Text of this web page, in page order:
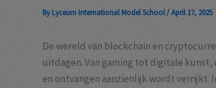
ByLyceum International Model School/April 17, 2025
De wereld van blockchain en
uitdagen. Van gaming tot digitale
en ontvangen aanzienlijk wordt verrijkt.